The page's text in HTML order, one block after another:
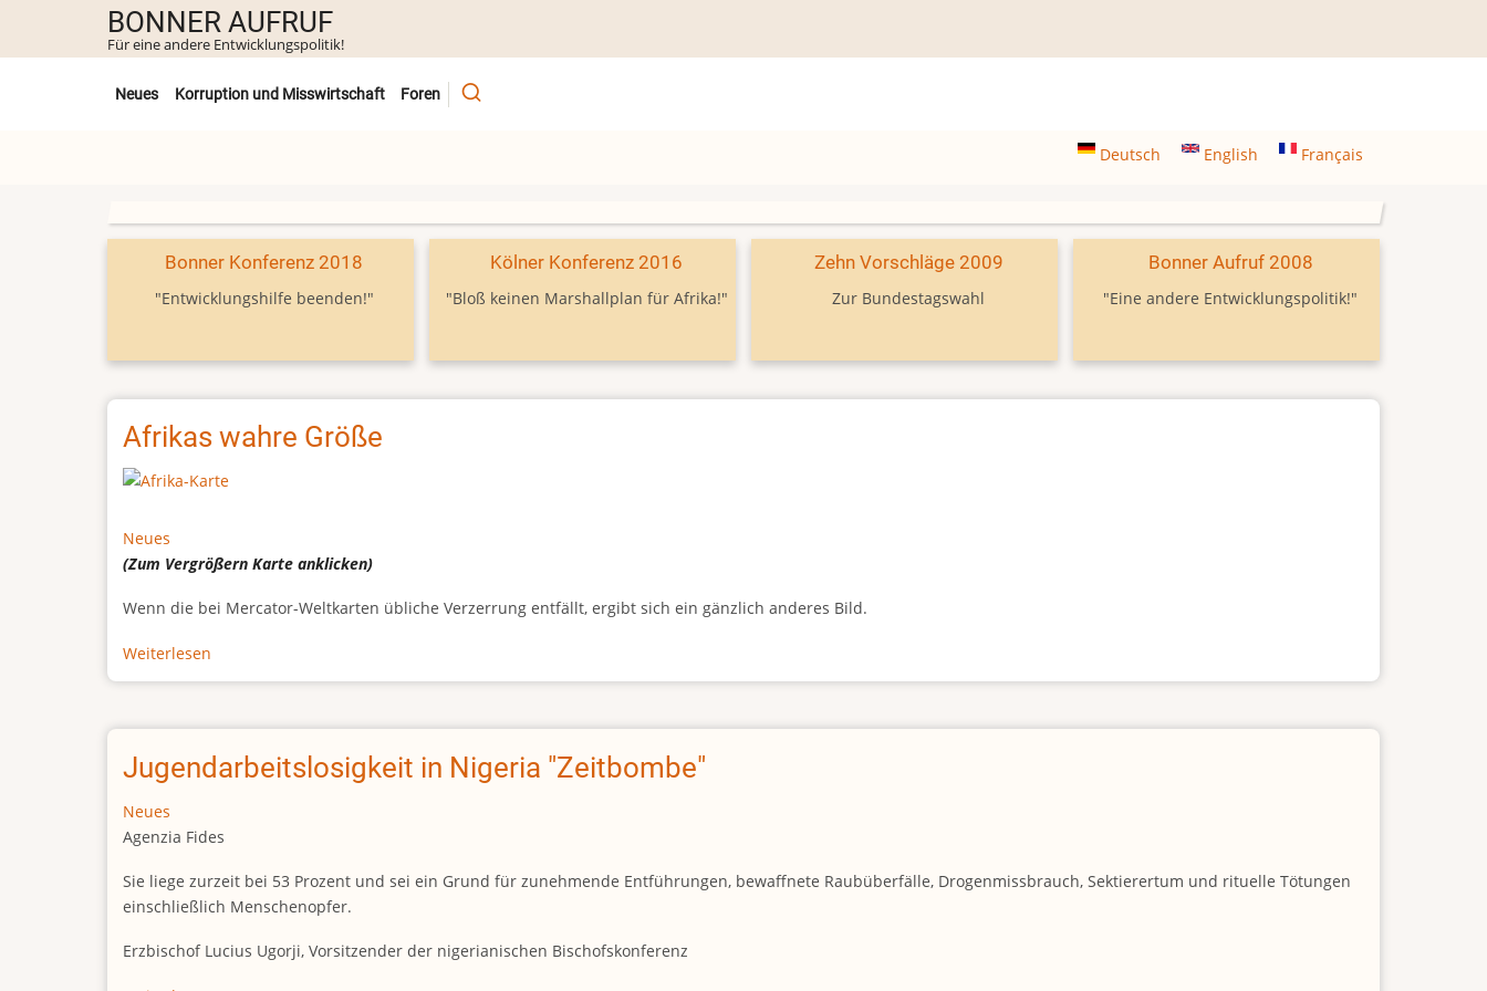
Inhalt
BONNER AUFRUF
Für eine andere Entwicklungspolitik!
Untermenü
Neues Korruption und Misswirtschaft Foren
Deutsch English Français
Bonner Konferenz 2018
"Entwicklungshilfe beenden!"
Kölner Konferenz 2016
"Bloß keinen Marshallplan für Afrika!"
Zehn Vorschläge 2009
Zur Bundestagswahl
Bonner Aufruf 2008
"Eine andere Entwicklungspolitik!"
Afrikas wahre Größe
Neues
(Zum VergrößernKarte anklicken)
Wenn die bei Mercator-Weltkarten übliche Verzerrung entfällt, ergibt sich ein gänzlich anderes Bild.
Weiterlesen
Afrikas
Größe
Jugendarbeitslosigkeit in Nigeria "Zeitbombe"
Neues
Agenzia Fides
Sie liege zurzeit bei 53 Prozent und sei ein Grund für zunehmende Entführungen, bewaffnete Raubüberfälle, Drogenmissbrauch, Sektierertum und rituelle Tötungen
einschließlich Menschenopfer.
Erzbischof Lucius Ugorji, Vorsitzender der nigerianischen Bischofskonferenz